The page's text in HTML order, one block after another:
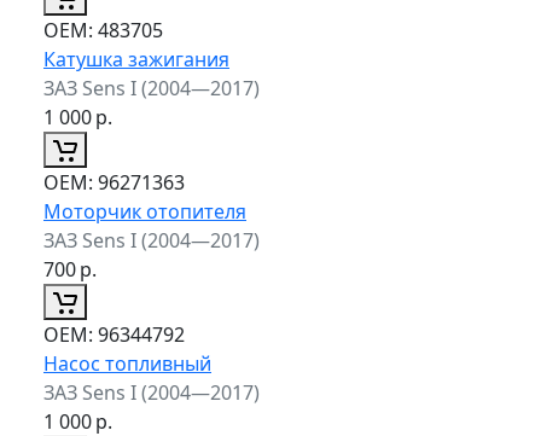
ОЕМ: 483705
Катушка зажигания
ЗАЗ Sens I (2004—2017)
1 000р.
ОЕМ: 96271363
Моторчик отопителя
ЗАЗ Sens I (2004—2017)
700р.
ОЕМ: 96344792
Насос топливный
ЗАЗ Sens I (2004—2017)
1 000р.